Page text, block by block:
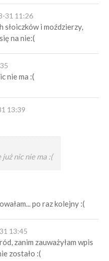
31 11:26
słoiczków i moździerzy,
na nie:(
nie ma :(
13:39
nic nie ma :(
po raz kolejny :(
13:45
zanim zauważyłam wpis
zostało :(